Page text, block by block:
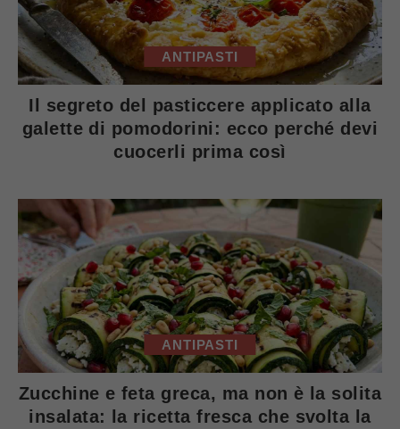
ANTIPASTI
Il segreto del pasticcere applicato alla
galette di pomodorini: ecco perché devi
cuocerli prima così
ANTIPASTI
Zucchine e feta greca, ma non è la solita
insalata: la ricetta fresca che svolta la